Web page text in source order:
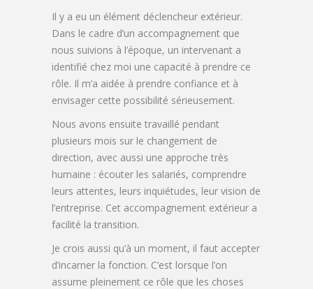
Il y a eu un élément déclencheur extérieur.
Dans le cadre d’un accompagnement que
nous suivions à l’époque, un intervenant a
identifié chez moi une capacité à prendre ce
rôle. Il m’a aidée à prendre confiance et à
envisager cette possibilité sérieusement.
Nous avons ensuite travaillé pendant
plusieurs mois sur le changement de
direction, avec aussi une approche très
humaine : écouter les salariés, comprendre
leurs attentes, leurs inquiétudes, leur vision de
l’entreprise. Cet accompagnement extérieur a
facilité la transition.
Je crois aussi qu’à un moment, il faut accepter
d’incarner la fonction. C’est lorsque l’on
assume pleinement ce rôle que les choses